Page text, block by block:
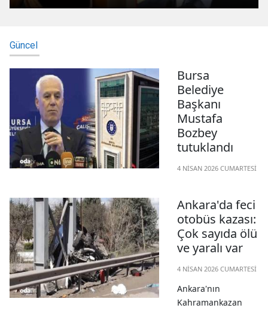
Güncel
Bursa
Belediye
Başkanı
Mustafa
Bozbey
tutuklandı
4 NISAN 2026 CUMARTESI
Başkanı Mustafa
Bozbey'in
tutuklandığı
öğrenildi. Bozbey'in
eşi, kızı ve kardeşi
dahil 11 kişi adli
kontrol şartıyla
serbest bırakıldı.
Ankara'da feci
otobüs kazası:
Çok sayıda ölü
ve yaralı var
4 NISAN 2026 CUMARTESI
Ankara'nın
Kahramankazan